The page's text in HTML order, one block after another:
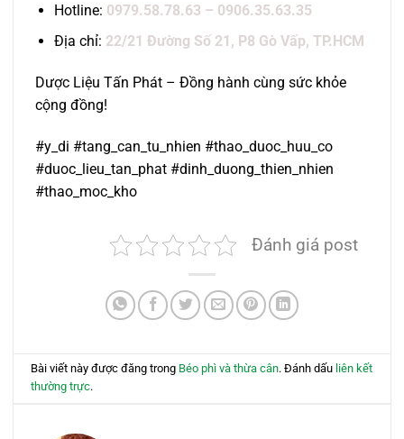
Hotline: 0979.58.78.63 – 0906.35.63.35
Địa chỉ: 22/21 Đường Số 21, P8 Gò Vấp, TP.HCM
Dược Liệu Tấn Phát – Đồng hành cùng sức khỏe
cộng đồng!
#y_di #tang_can_tu_nhien #thao_duoc_huu_co
#duoc_lieu_tan_phat #dinh_duong_thien_nhien
#thao_moc_kho
Đánh giá post
Bài viết này được đăng trong Béo phì và thừa cân. Đánh dấu liên kết
thường trực.